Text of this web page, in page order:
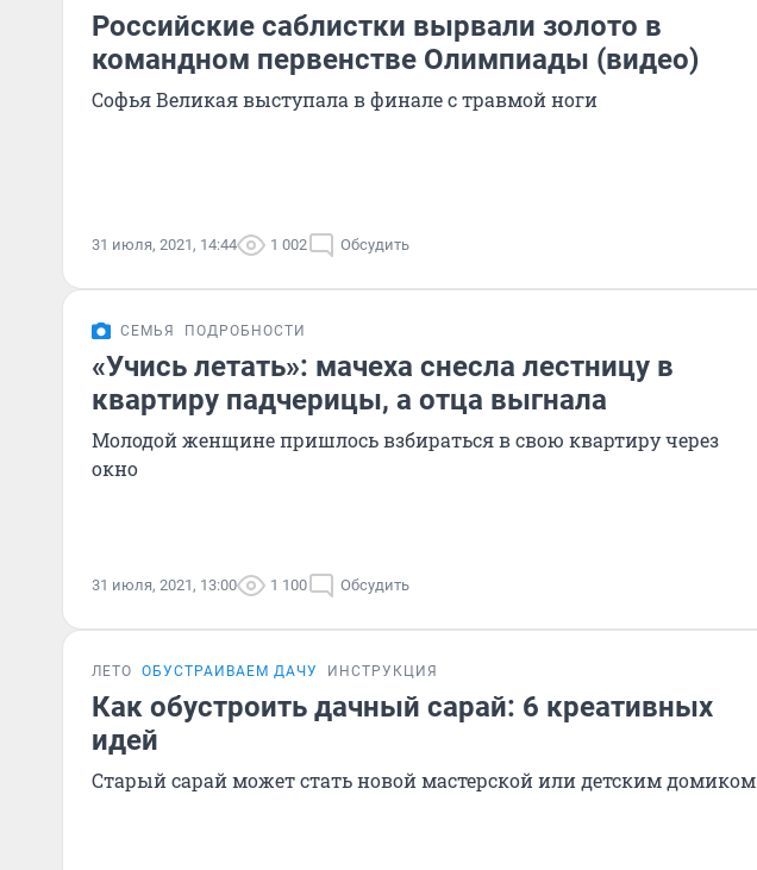
Российские саблистки вырвали золото в
командном первенстве Олимпиады (видео)
Софья Великая выступала в финале с травмой ноги
31 июля, 2021, 14:44 1 002 Обсудить
СЕМЬЯ ПОДРОБНОСТИ
«Учись летать»: мачеха снесла лестницу в
квартиру падчерицы, а отца выгнала
Молодой женщине пришлось взбираться в свою квартиру через
окно
31 июля, 2021, 13:00 1 100 Обсудить
ЛЕТО ОБУСТРАИВАЕМ ДАЧУ ИНСТРУКЦИЯ
Как обустроить дачный сарай: 6 креативных
идей
Старый сарай может стать новой мастерской или детским домиком